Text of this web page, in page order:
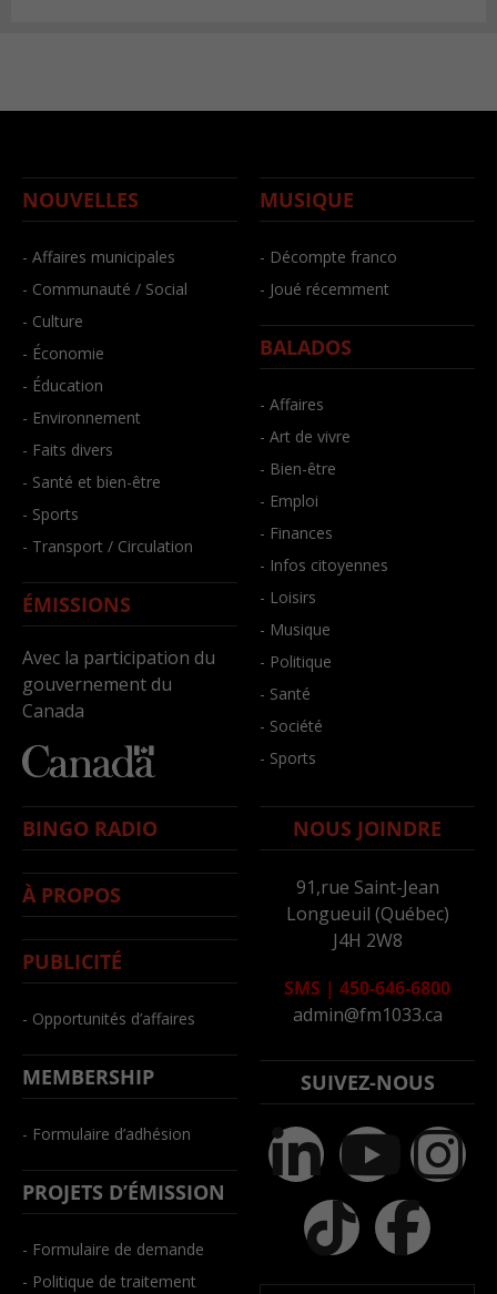
NOUVELLES
- Affaires municipales
- Communauté / Social
- Culture
- Économie
- Éducation
- Environnement
- Faits divers
- Santé et bien-être
- Sports
- Transport / Circulation
ÉMISSIONS
Avec la participation du
gouvernement du
Canada
MUSIQUE
- Décompte franco
- Joué récemment
BALADOS
- Affaires
- Art de vivre
- Bien-être
- Emploi
- Finances
- Infos citoyennes
- Loisirs
- Musique
- Politique
- Santé
- Société
- Sports
BINGO RADIO
À PROPOS
PUBLICITÉ
- Opportunités d’affaires
MEMBERSHIP
- Formulaire d’adhésion
PROJETS D’ÉMISSION
- Formulaire de demande
- Politique de traitement
NOUS JOINDRE
91,rue Saint-Jean
Longueuil (Québec)
J4H 2W8
SMS | 450-646-6800
admin@fm1033.ca
SUIVEZ-NOUS